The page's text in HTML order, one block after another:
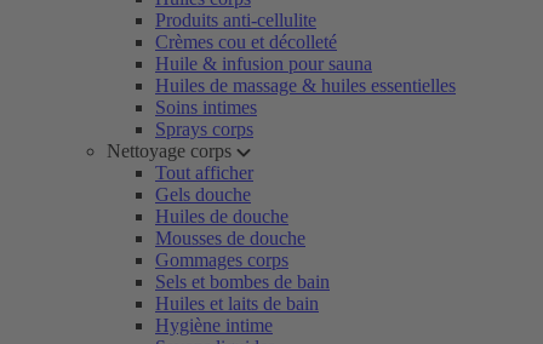
Produits anti-cellulite
Crèmes cou et décolleté
Huile & infusion pour sauna
Huiles de massage & huiles essentielles
Soins intimes
Sprays corps
Nettoyage corps
Tout afficher
Gels douche
Huiles de douche
Mousses de douche
Gommages corps
Sels et bombes de bain
Huiles et laits de bain
Hygiène intime